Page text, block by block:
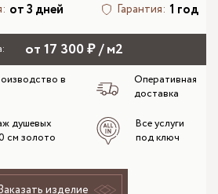
от 3 дней Гарантия: 1 год
от 17 300 ₽ / м2
в
Оперативная
доставка
душевых
см золото
Все услуги
под ключ
изделие